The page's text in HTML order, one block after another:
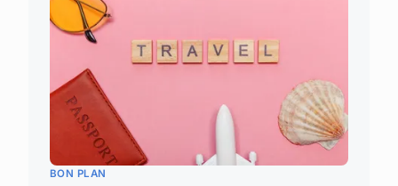
BON PLAN